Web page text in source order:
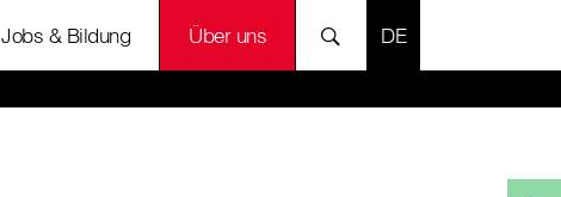
Jobs & Bildung Über uns SPRACHE